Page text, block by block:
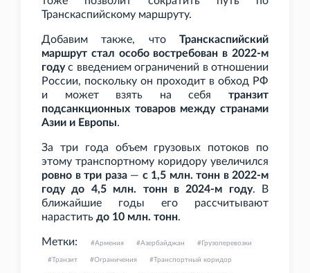
Транскаспийскому маршруту.
Добавим также, что Транскаспийский
маршрут стал особо востребован в 2022-м
годус введением ограничений в отношении
России, поскольку он проходит в обход РФ
и может взять на себя транзит
подсанкционных товаров между странами
Азии и Европы.
За три года объем грузовых потоков по
этому транспортному коридору увеличился
ровно в три раза— с 1,5 млн. тонн в 2022-м
году до 4,5
млн. тонн в 2024-м году. В
ближайшие годы его рассчитывают
нарастить до 10 млн. тонн.
Метки: Армения Азербайджан Грузоперевозки
Транзит Ограничения Транспортный коридор